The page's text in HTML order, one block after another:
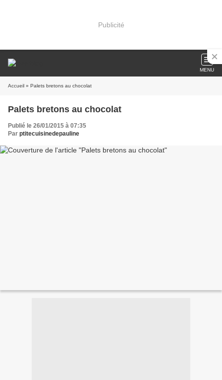
Publicité
MENU
Accueil » Palets bretons au chocolat
Palets bretons au chocolat
Publié le 26/01/2015 à 07:35
Par ptitecuisinedepauline